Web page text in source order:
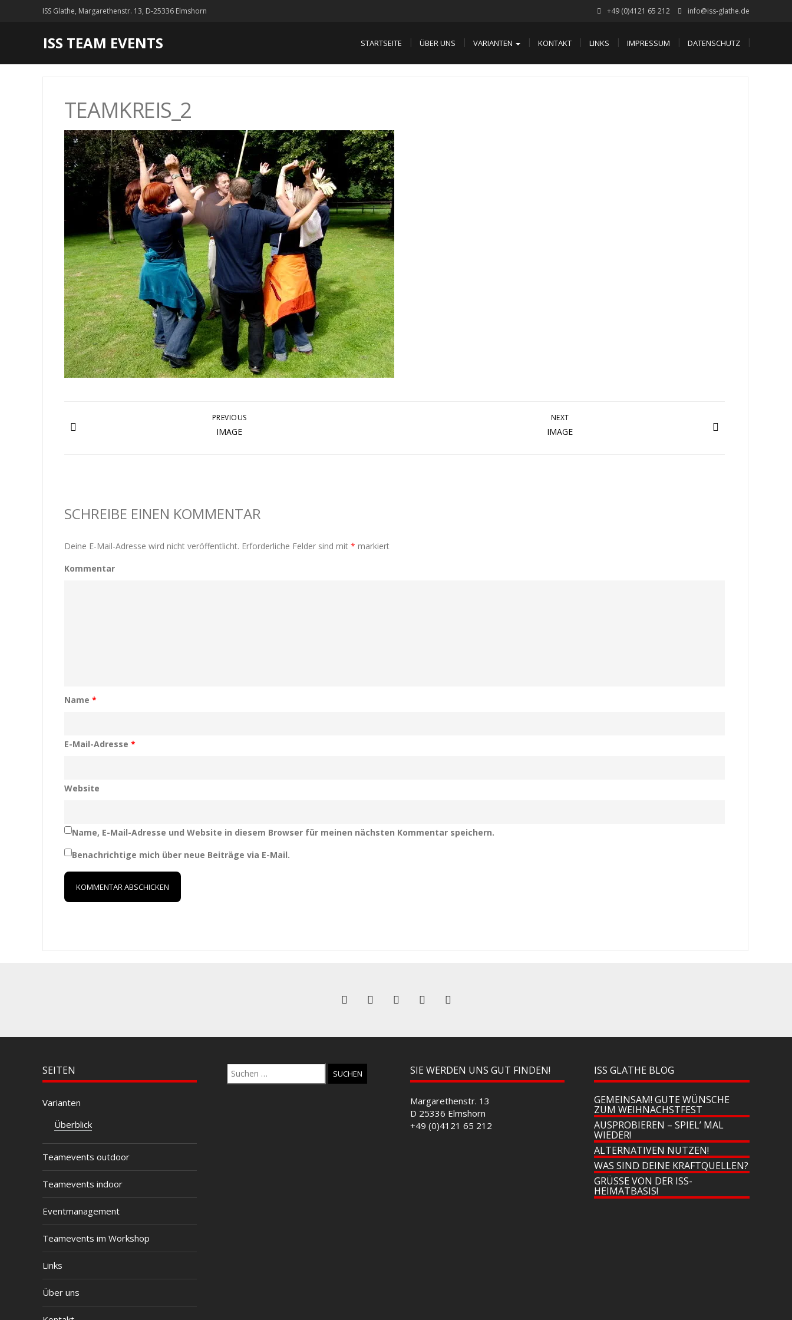
ISS Glathe, Margarethenstr. 13, D-25336 Elmshorn +49 (0)4121 65 212 info@iss-glathe.de
ISS TEAM EVENTS STARTSEITE ÜBER UNS VARIANTEN KONTAKT LINKS IMPRESSUM DATENSCHUTZ
TEAMKREIS_2
NEXT
IMAGE
PREVIOUS
IMAGE
SCHREIBE EINEN KOMMENTAR
Deine E-Mail-Adresse wird nicht veröffentlicht. Erforderliche Felder sind mit * markiert
Kommentar
Name *
E-Mail-Adresse *
Website
Name, E-Mail-Adresse und Website in diesem Browser für meinen nächsten Kommentar speichern.
Benachrichtige mich über neue Beiträge via E-Mail.
SEITEN
Varianten
Überblick
Teamevents outdoor
Teamevents indoor
Eventmanagement
Teamevents im Workshop
Links
Über uns
Suchen
nach:
SIE WERDEN UNS GUT FINDEN!
Margarethenstr. 13
D 25336 Elmshorn
+49 (0)4121 65 212
ISS GLATHE BLOG
GEMEINSAM! GUTE WÜNSCHE
ZUM WEIHNACHSTFEST
AUSPROBIEREN – SPIEL’ MAL
WIEDER!
ALTERNATIVEN NUTZEN!
WAS SIND DEINE KRAFTQUELLEN?
GRÜSSE VON DER ISS-H
EIMATBASIS!